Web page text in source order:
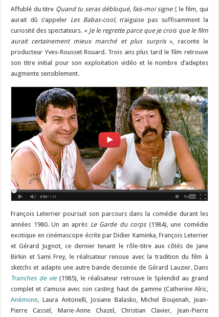
Affublé du titre Quand tu seras débloqué, fais-moi signe !, le film, qui
aurait dû s’appeler Les Babas-cool, n’aiguise pas suffisamment la
curiosité des spectateurs. « Je le regrette parce que je crois que le film
aurait certainement mieux marché et plus surpris», raconte le
producteur Yves-Rousset Rouard. Trois ans plus tard le film retrouve
son titre initial pour son exploitation vidéo et le nombre d’adeptes
augmente sensiblement.
François Leterrier poursuit son parcours dans la comédie durant les
années 1980. Un an après Le Garde du corps(1984), une comédie
exotique en cinémascope écrite par Didier Kaminka, François Leterrier
et Gérard Jugnot, ce dernier tenant le rôle-titre aux côtés de Jane
Birkin et Sami Frey, le réalisateur renoue avec la tradition du film à
sketchs et adapte une autre bande dessinée de Gérard Lauzier. Dans
Tranches de vie(1985), le réalisateur retrouve le Splendid au grand
complet et s’amuse avec son casting haut de gamme (Catherine Alric,
Anémone, Laura Antonelli, Josiane Balasko, Michel Boujenah, Jean-
Pierre Cassel, Marie-Anne Chazel, Christian Clavier, Jean-Pierre